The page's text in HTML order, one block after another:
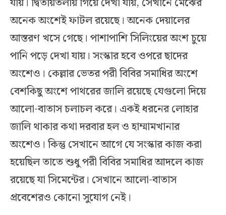
অনেক অংশেই ফাটল রয়েছে। অনেক দেয়ালের
আস্তরণ খসে গেছে। পাশাপাশি সিলিংয়ের অংশ চুয়ে
পানি পড়ে দেখা যায়। সংস্কার হবে ওপরে ছাদের
অংশেও। কেল্লার ভেতর পরী বিবির সমাধির অংশে
বেশকিছু অংশে পাথরের জালি রয়েছে যেগুলো দিয়ে
আলো-বাতাস চলাচল করে। একই ধরনের লোহার
জালি থাকার কথা দরবার হল ও হাম্মামখানার
অংশেও। কিন্তু সেখানে আগে যে সংস্কার কাজ করা
হয়েছিল তাতে শুধু পরী বিবির সমাধির আদলে কাজ
রয়েছে যা সিমেন্টের। সেখানে আলো-বাতাস
প্রবেশেরও কোনো সুযোগ নেই।